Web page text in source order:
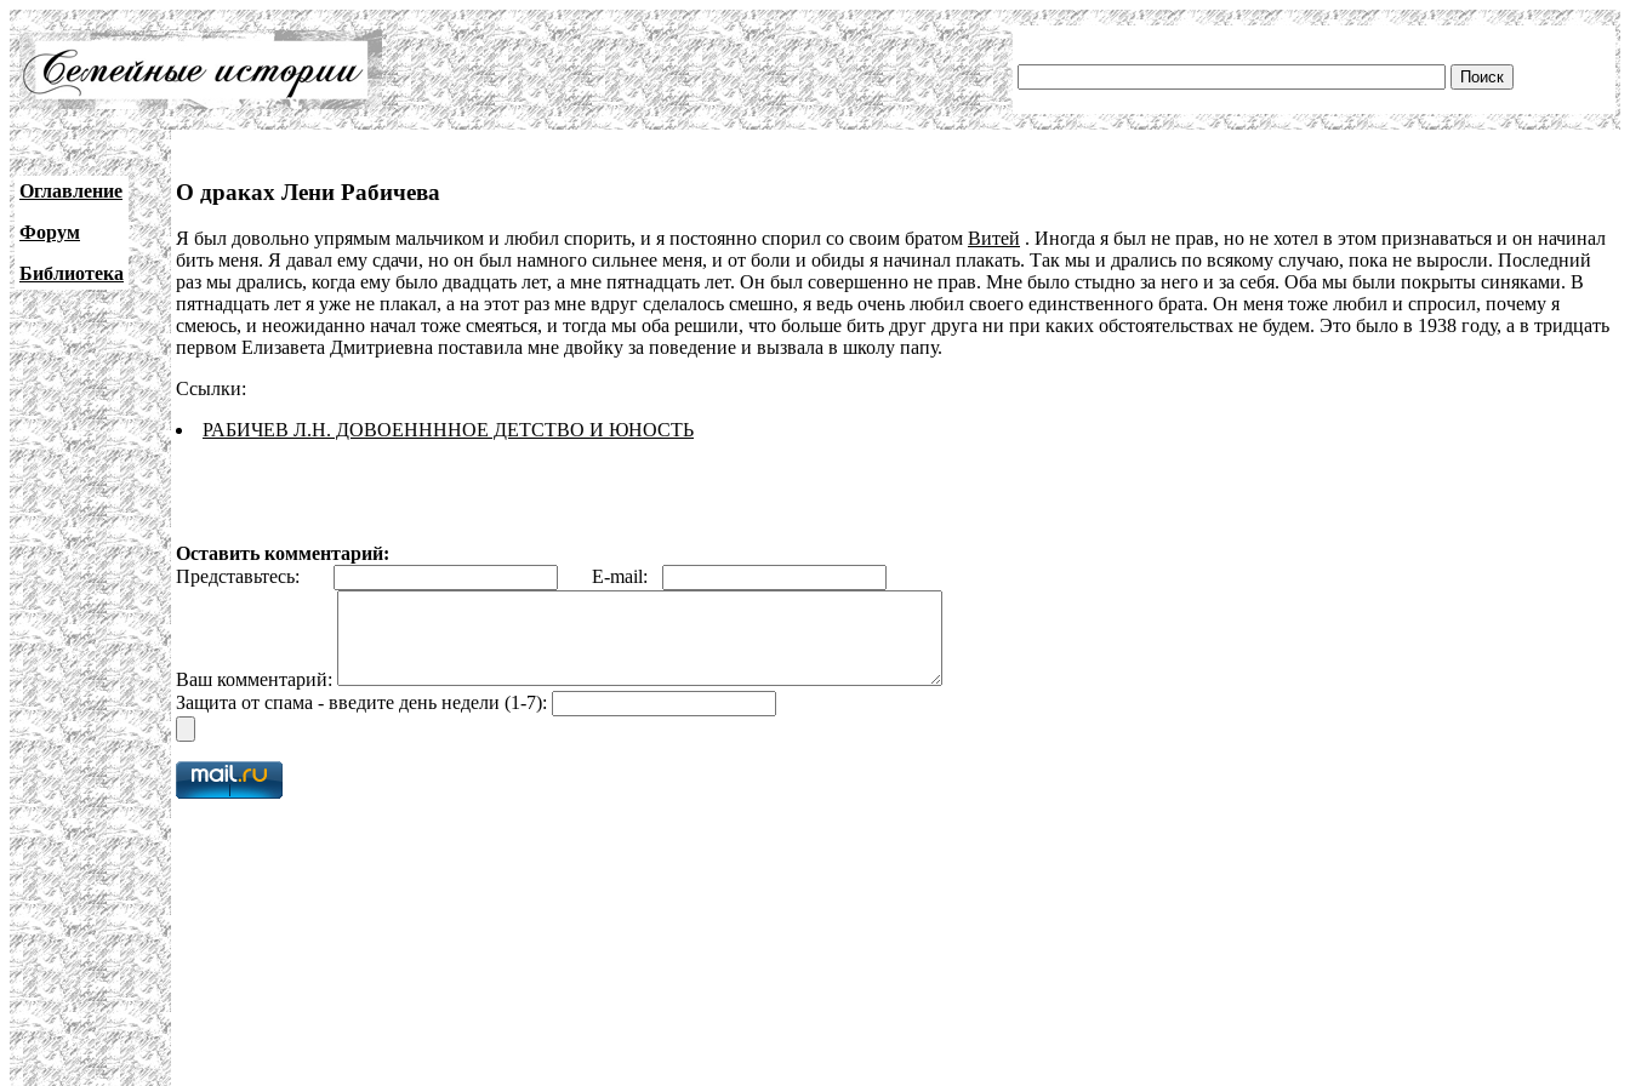
Оглавление
Форум
Библиотека
О драках Лени Рабичева
Я был довольно упрямым мальчиком и любил спорить, и я постоянно спорил со своим братом Витей . Иногда я был не прав, но не хотел в этом признаваться и он начинал
бить меня. Я давал ему сдачи, но он был намного сильнее меня, и от боли и обиды я начинал плакать. Так мы и дрались по всякому случаю, пока не выросли. Последний
раз мы дрались, когда ему было двадцать лет, а мне пятнадцать лет. Он был совершенно не прав. Мне было стыдно за него и за себя. Оба мы были покрыты синяками. В
пятнадцать лет я уже не плакал, а на этот раз мне вдруг сделалось смешно, я ведь очень любил своего единственного брата. Он меня тоже любил и спросил, почему я
смеюсь, и неожиданно начал тоже смеяться, и тогда мы оба решили, что больше бить друг друга ни при каких обстоятельствах не будем. Это было в 1938 году, а в тридцать
первом Елизавета Дмитриевна поставила мне двойку за поведение и вызвала в школу папу.
Ссылки:
РАБИЧЕВ Л.Н. ДОВОЕННННОЕ ДЕТСТВО И ЮНОСТЬ
Оставить комментарий:
Представьтесь:
E-mail:
Ваш комментарий:
Защита от спама - введите день недели (1-7):